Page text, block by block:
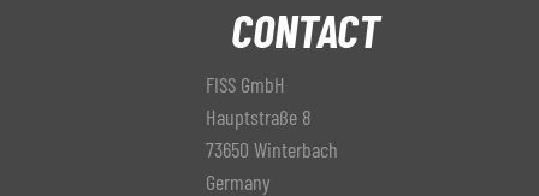
CONTACT
FISS GmbH
Hauptstraße 8
73650 Winterbach
Germany